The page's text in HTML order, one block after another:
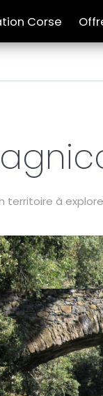
Corse
territoire à